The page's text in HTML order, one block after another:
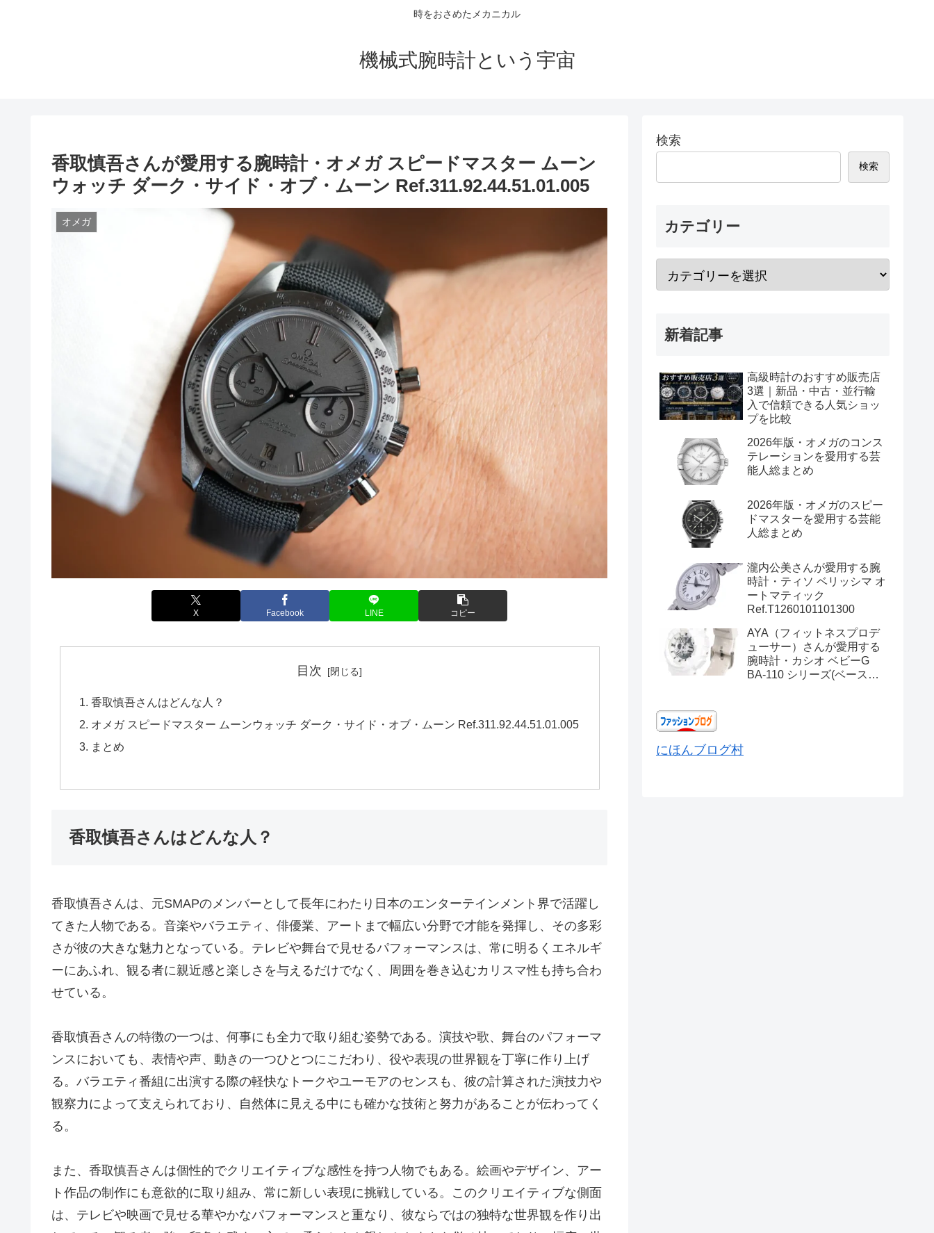
時をおさめたメカニカル
機械式腕時計という宇宙
香取慎吾さんが愛用する腕時計・オメガ スピードマスター ムーン
ウォッチ ダーク・サイド・オブ・ムーン Ref.311.92.44.51.01.005
オメガ
X Facebook LINE コピー
目次
香取慎吾さんはどんな人？
オメガ スピードマスター ムーンウォッチ ダーク・サイド・オブ・ムーン Ref.311.92.44.51.01.005
まとめ
香取慎吾さんはどんな人？
香取慎吾さんは、元SMAPのメンバーとして長年にわたり日本のエンターテインメント界で活躍し
てきた人物である。音楽やバラエティ、俳優業、アートまで幅広い分野で才能を発揮し、その多彩
さが彼の大きな魅力となっている。テレビや舞台で見せるパフォーマンスは、常に明るくエネルギ
ーにあふれ、観る者に親近感と楽しさを与えるだけでなく、周囲を巻き込むカリスマ性も持ち合わ
せている。
香取慎吾さんの特徴の一つは、何事にも全力で取り組む姿勢である。演技や歌、舞台のパフォーマ
ンスにおいても、表情や声、動きの一つひとつにこだわり、役や表現の世界観を丁寧に作り上げ
る。バラエティ番組に出演する際の軽快なトークやユーモアのセンスも、彼の計算された演技力や
観察力によって支えられており、自然体に見える中にも確かな技術と努力があることが伝わってく
る。
また、香取慎吾さんは個性的でクリエイティブな感性を持つ人物でもある。絵画やデザイン、アー
ト作品の制作にも意欲的に取り組み、常に新しい表現に挑戦している。このクリエイティブな側面
は、テレビや映画で見せる華やかなパフォーマンスと重なり、彼ならではの独特な世界観を作り出
検索
検索
カテゴリー
新着記事
高級時計のおすすめ販売店
3選｜新品・中古・並行輸
入で信頼できる人気ショッ
プを比較
2026年版・オメガのコンス
テレーションを愛用する芸
能人総まとめ
2026年版・オメガのスピー
ドマスターを愛用する芸能
人総まとめ
瀧内公美さんが愛用する腕
時計・ティソ ベリッシマ オ
ートマティック
Ref.T1260101101300
AYA（フィットネスプロデ
ューサー）さんが愛用する
腕時計・カシオ ベビーG
BA-110 シリーズ(ベースモ
にほんブログ村